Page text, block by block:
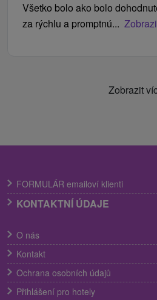
Všetko bolo ako bolo
za rýchlu a promptnú...
Zobrazit
FORMULÁR emailoví klienti
KONTAKTNÍ ÚDAJE
O nás
Kontakt
Ochrana osobních údajů
Přihlášení pro hotely